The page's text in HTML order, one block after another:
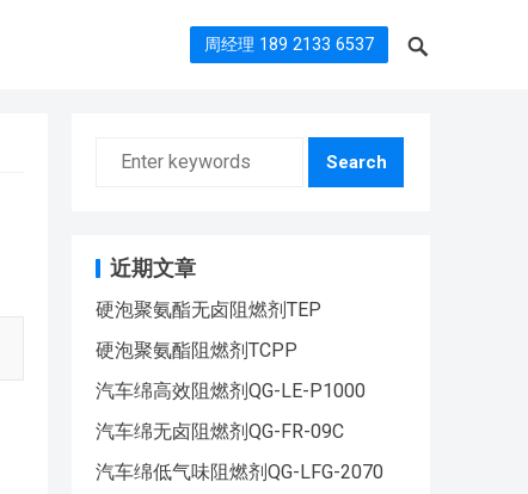
周经理 189 2133 6537
Search
近期文章
硬泡聚氨酯无卤阻燃剂TEP
硬泡聚氨酯阻燃剂TCPP
汽车绵高效阻燃剂QG-LE-P1000
汽车绵无卤阻燃剂QG-FR-09C
汽车绵低气味阻燃剂QG-LFG-2070